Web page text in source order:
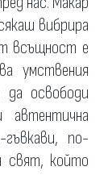
вибрира
всъщност е
умствения
освободи
по-
свят, който